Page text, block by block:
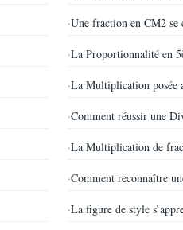
·Une fraction en CM2 se
·La Proportionnalité en
·La Multiplication posée
·Comment réussir une
·La Multiplication de
·Comment reconnaître
·La figure de style